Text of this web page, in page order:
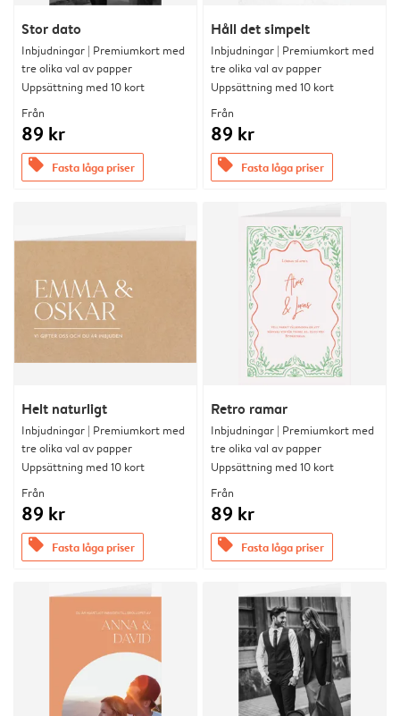
Stor dato
Inbjudningar | Premiumkort med
tre olika val av papper
Uppsättning med 10 kort
Från
89 kr
offers Fasta låga priser
Håll det simpelt
Inbjudningar | Premiumkort med
tre olika val av papper
Uppsättning med 10 kort
Från
89 kr
offers Fasta låga priser
Helt naturligt
Inbjudningar | Premiumkort med
tre olika val av papper
Uppsättning med 10 kort
Från
89 kr
offers Fasta låga priser
Retro ramar
Inbjudningar | Premiumkort med
tre olika val av papper
Uppsättning med 10 kort
Från
89 kr
offers Fasta låga priser